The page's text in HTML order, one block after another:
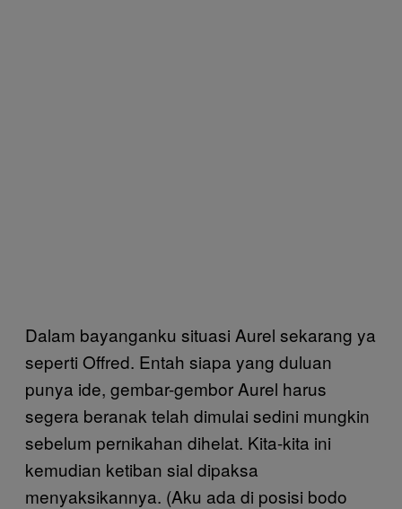
Dalam bayanganku situasi Aurel sekarang ya
seperti Offred. Entah siapa yang duluan
punya ide, gembar-gembor Aurel harus
segera beranak telah dimulai sedini mungkin
sebelum pernikahan dihelat. Kita-kita ini
kemudian ketiban sial dipaksa
menyaksikannya. (Aku ada di posisi bodo